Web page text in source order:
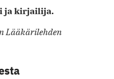
ja kirjailija.
Lääkärilehden